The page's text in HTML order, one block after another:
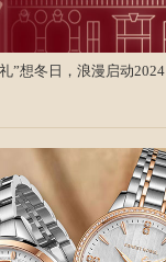
”想冬日，浪漫启动2024